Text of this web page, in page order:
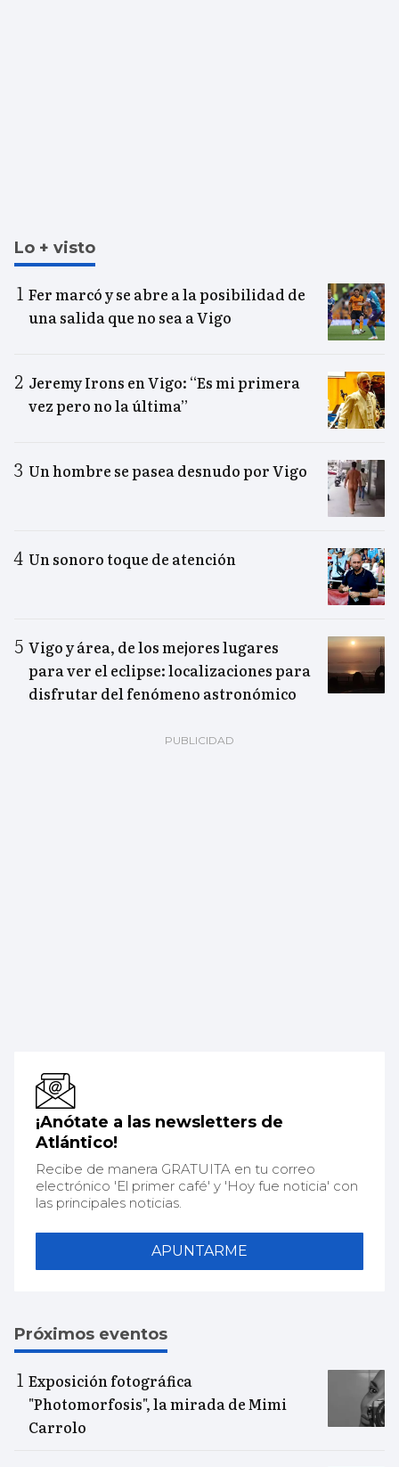
Lo + visto
Fer marcó y se abre a la posibilidad de
una salida que no sea a Vigo
Jeremy Irons en Vigo: “Es mi primera
vez pero no la última”
Un hombre se pasea desnudo por Vigo
Un sonoro toque de atención
Vigo y área, de los mejores lugares
para ver el eclipse: localizaciones para
disfrutar del fenómeno astronómico
¡Anótate a las newsletters de
Atlántico!
Recibe de manera GRATUITA en tu correo
electrónico 'El primer café' y 'Hoy fue noticia' con
las principales noticias.
APUNTARME
Próximos eventos
Exposición fotográfica
"Photomorfosis", la mirada de Mimi
Carrolo